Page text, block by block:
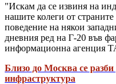
"Искам да се извиня на
нашите колеги от
поведение на някои
дневния ред на Г-20 във
информационна агенция
Близо до Москва се
инфраструктура